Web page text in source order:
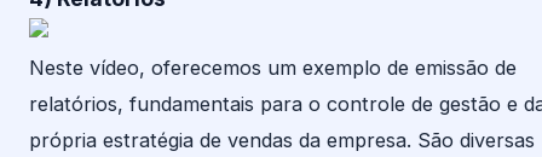
Neste vídeo, oferecemos um exemplo de emissão de
relatórios, fundamentais para o controle de gestão e
própria estratégia de vendas da empresa. São diversas